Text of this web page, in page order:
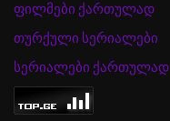
ფილმები ქართულად
თურქული სერიალები
სერიალები ქართულად